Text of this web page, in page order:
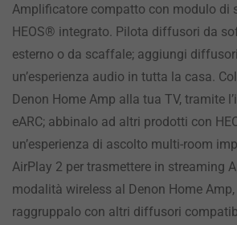
Amplificatore compatto con modulo di
HEOS® integrato. Pilota diffusori da
esterno o da scaffale; aggiungi
un’esperienza audio in tutta la casa.
Denon Home Amp alla tua TV, tramite
eARC; abbinalo ad altri prodotti con
un’esperienza di ascolto multi-room
AirPlay 2 per trasmettere in streaming
modalità wireless al Denon Home
raggruppalo con altri diffusori